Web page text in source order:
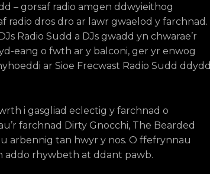
– gorsaf radio amgen ddwyieithog
radio dros dro ar lawr gwaelod y farchnad.
Radio Sudd a DJs gwadd yn chwarae’r
eang o fwth ar y balconi, ger yr enwog
ar Sioe Frecwast Radio Sudd ddydd
i gasgliad eclectig y farchnad o
farchnad Dirty Gnocchi, The Bearded
arbennig tan hwyr y nos. O ffefrynnau
addo rhywbeth at ddant pawb.